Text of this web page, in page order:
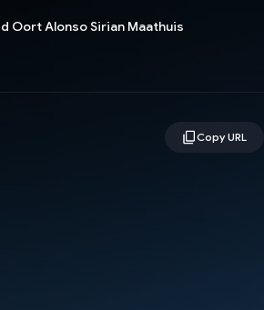
Oort Alonso Sirian Maathuis